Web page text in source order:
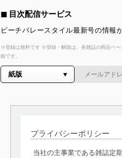
◼︎ 目次配信サービス
ビーチバレースタイル最新号の情報
※登録は無料です ※登録・解除は、各雑誌の商品ペー
能です。
プライバシーポリシー
当社の主事業である雑誌定